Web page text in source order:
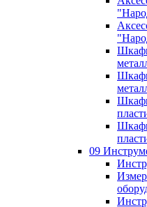
09